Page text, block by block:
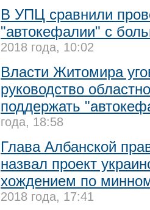
В УПЦ сравнили
"автокефалии" с
2018 года, 10:02
Власти Житомира
руководство
поддержать
года, 18:58
Глава Албанской
назвал проект
хождением по
2018 года, 17:41